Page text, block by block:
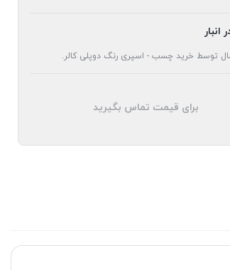
انبار
توسط خرید چسب - اسپری رنگ دوپلی کالر.
برای قیمت تماس بگیرید